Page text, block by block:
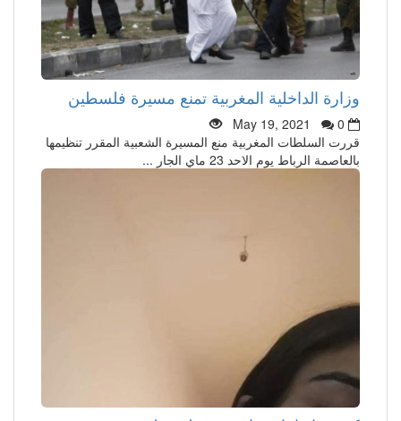
وزارة الداخلية المغربية تمنع مسيرة فلسطين
May 19, 2021
0
قررت السلطات المغربية منع المسيرة الشعبية المقرر تنظيمها
بالعاصمة الرباط يوم الاحد 23 ماي الجار ...